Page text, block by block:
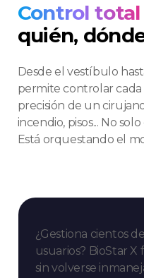
Control total
quién,
Desde el vestíbulo
permite controlar
precisión de un
incendio, pisos... No
Está orquestando el
¿Gestiona cientos
usuarios? BioStar X
sin volverse